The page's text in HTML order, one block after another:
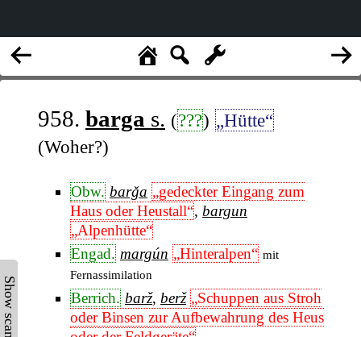
Show scan ▲
958. barga s. (???) „Hütte“
(Woher?)
Obw. barǧa „gedeckter Eingang zum
Haus oder Heustall“, bargun
„Alpenhütte“
Engad. margún „Hinteralpen“ mit
Fernassimilation
Berrich. barž, berž „Schuppen aus Stroh
oder Binsen zur Aufbewahrung des Heus